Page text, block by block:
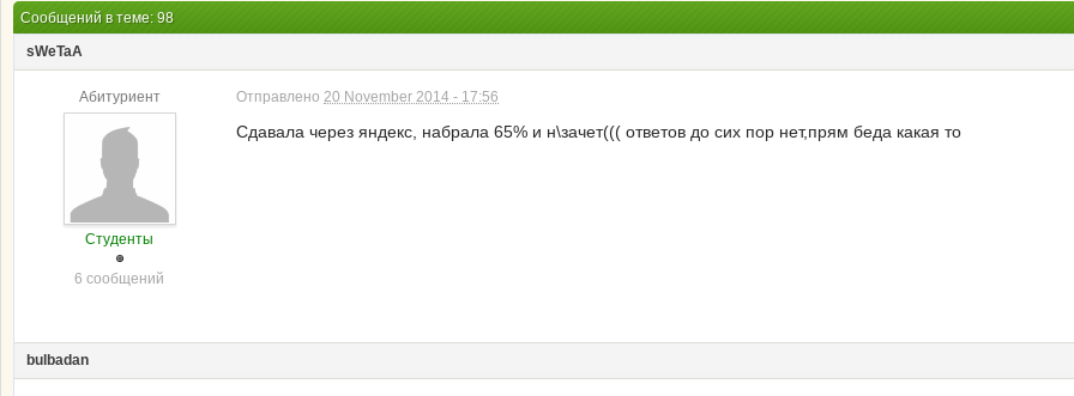
Сообщений в теме: 98
sWeTaA
Абитуриент
Студенты
6 сообщений
Отправлено 20 November 2014 - 17:56
Сдавала через яндекс, набрала 65% и н\зачет((( ответов до сих пор нет,прям беда какая то
bulbadan